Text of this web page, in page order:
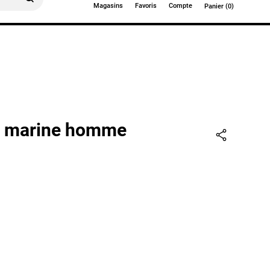
Magasins Favoris Compte Panier (0)
marine homme